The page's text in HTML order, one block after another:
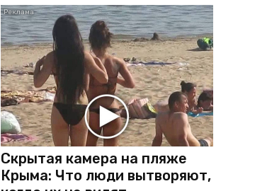
Скрытая камера на пляже
Крыма: Что люди вытворяют,